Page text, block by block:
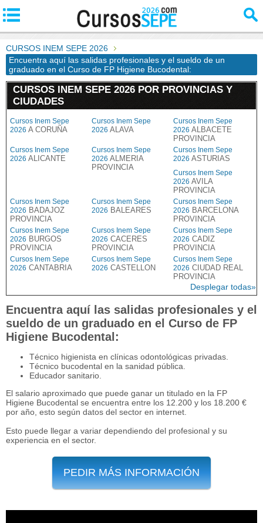
CURSOS INEM SEPE 2026
Encuentra aquí las salidas profesionales y el sueldo de un
graduado en el Curso de FP Higiene Bucodental:
CURSOS INEM SEPE 2026 POR PROVINCIAS Y
CIUDADES
Cursos Inem Sepe
2026 A CORUÑA
Cursos Inem Sepe
2026 ALAVA
Cursos Inem Sepe
2026 ALBACETE
PROVINCIA
Cursos Inem Sepe
2026 ALICANTE
Cursos Inem Sepe
2026 ALMERIA
PROVINCIA
Cursos Inem Sepe
2026 ASTURIAS
Cursos Inem Sepe
2026 AVILA
PROVINCIA
Cursos Inem Sepe
2026 BADAJOZ
PROVINCIA
Cursos Inem Sepe
2026 BALEARES
Cursos Inem Sepe
2026 BARCELONA
PROVINCIA
Cursos Inem Sepe
2026 BURGOS
PROVINCIA
Cursos Inem Sepe
2026 CACERES
PROVINCIA
Cursos Inem Sepe
2026 CADIZ
PROVINCIA
Cursos Inem Sepe
2026 CANTABRIA
Cursos Inem Sepe
2026 CASTELLON
Cursos Inem Sepe
2026 CIUDAD REAL
PROVINCIA
Desplegar todas»
Encuentra aquí las salidas profesionales y el
sueldo de un graduado en el Curso de FP
Higiene Bucodental:
Técnico higienista en clínicas odontológicas privadas.
Técnico bucodental en la sanidad pública.
Educador sanitario.
El salario aproximado que puede ganar un titulado en la FP
Higiene Bucodental se encuentra entre los 12.200 y los 18.200 €
por año, esto según datos del sector en internet.
Esto puede llegar a variar dependiendo del profesional y su
experiencia en el sector.
PEDIR MÁS INFORMACIÓN